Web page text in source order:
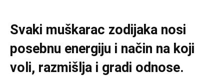
Svaki muškarac zodijaka nosi
posebnu energiju i način na koji
voli, razmišlja i gradi odnose.